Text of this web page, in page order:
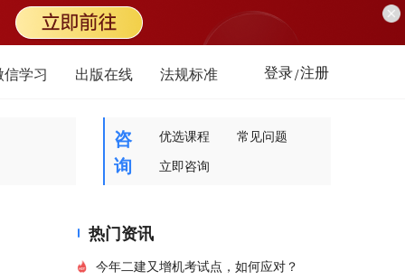
信学习 出版在线 法规标准 登录/注册
咨
询
优选课程
常见问题
立即咨询
热门资讯
今年二建又增机考试点，如何应对？